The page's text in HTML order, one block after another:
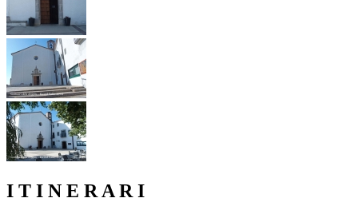
I T I N E R A R I